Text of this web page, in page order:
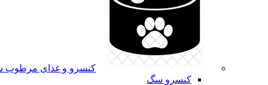
کنسرو و غذای
کنسرو سگ